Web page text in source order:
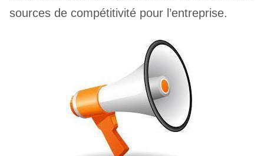
sources de compétitivité pour l’entreprise.